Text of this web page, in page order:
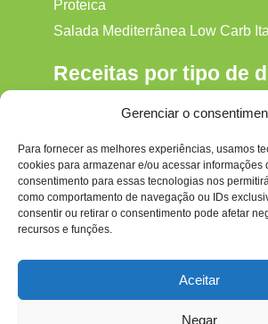
Gerenciar o
Para fornecer as melhores experiências, usamos
cookies para armazenar e/ou acessar informações
consentimento para essas tecnologias nos
como comportamento de navegação ou IDs
consentir ou retirar o consentimento pode afetar
recursos e funções.
Aceitar
Negar
Proteica
Salada Mediterrânea Low Carb
Receitas por tipo de
Gluten‑free
Hipocalórica
Low Carb
Nenhum
Paleo